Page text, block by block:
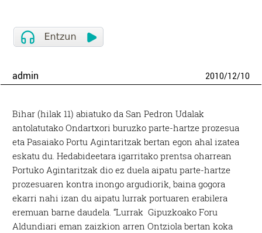
admin 2010/12/10
Bihar (hilak 11) abiatuko da San Pedron Udalak
antolatutako Ondartxori buruzko parte-hartze prozesua
eta Pasaiako Portu Agintaritzak bertan egon ahal izatea
eskatu du. Hedabideetara igarritako prentsa oharrean
Portuko Agintaritzak dio ez duela aipatu parte-hartze
prozesuaren kontra inongo argudiorik, baina gogora
ekarri nahi izan du aipatu lurrak portuaren erabilera
eremuan barne daudela. “Lurrak Gipuzkoako Foru
Aldundiari eman zaizkion arren Ontziola bertan koka